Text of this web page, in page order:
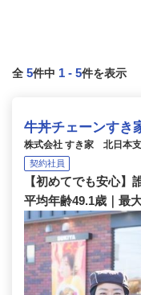
全 5件中 1 - 5件を表示
牛丼チェーンすき
株式会社 すき家 北日本
契約社員
【初めてでも安心】
平均年齢49.1歳｜最